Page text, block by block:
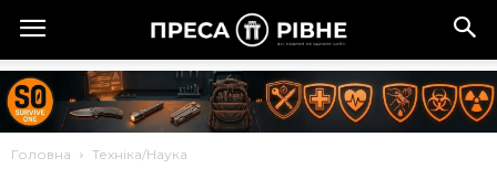
Головна Техніка/Наука